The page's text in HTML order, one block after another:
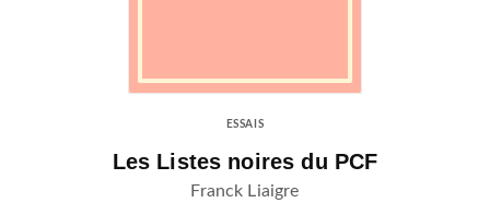
ESSAIS
Les Listes noires du PCF
Franck Liaigre